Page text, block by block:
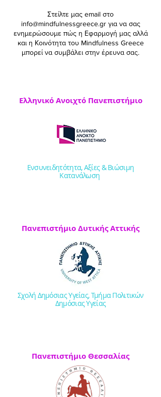
Στείλτε μας email στο
info@mindfulnessgreece.gr για να σας
ενημερώσουμε πώς η Εφαρμογή μας αλλά
και η Κοινότητα του Mindfulness Greece
μπορεί να συμβάλει στην έρευνα σας.
Ελληνικό Ανοιχτό Πανεπιστήμιο
Ενσυνειδητότητα, Αξίες & Βιώσιμη
Κατανάλωση
Πανεπιστήμιο Δυτικής Αττικής
Σχολή Δημόσιας Υγείας, Τμήμα Πολιτικών
Δημόσιας Υγείας
Πανεπιστήμιο Θεσσαλίας